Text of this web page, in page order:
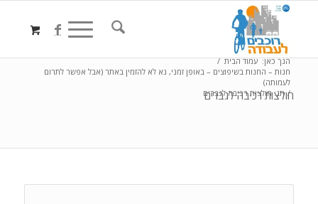
חולצות רכיבה לגברים
הנך כאן: עמוד הבית /
חנות – החנות בשיפוצים – באופן זמני, נא לא להזמין באתר (אבל אפשר לתרום
לעמותה)
/ תג: חולצות רכיבה לגברים